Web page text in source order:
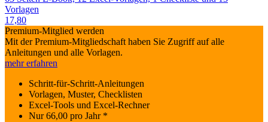
Vorlagen
17,80
Premium-Mitglied werden
Mit der Premium-Mitgliedschaft haben Sie Zugriff auf alle
Anleitungen und alle Vorlagen.
mehr erfahren
Schritt-für-Schritt-Anleitungen
Vorlagen, Muster, Checklisten
Excel-Tools und Excel-Rechner
Nur66,00 pro Jahr *